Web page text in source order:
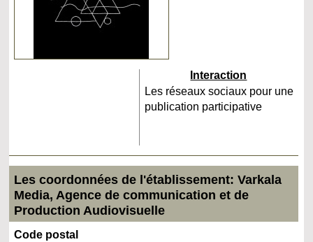
Interaction
Les réseaux sociaux pour une
publication participative
Les coordonnées de l'établissement: Varkala
Media, Agence de communication et de
Production Audiovisuelle
Code postal